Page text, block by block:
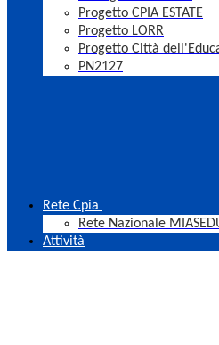
Progetto CPIA ESTATE
Progetto LORR
Progetto Città
PN2127
Rete Cpia
Rete Nazionale
Attività